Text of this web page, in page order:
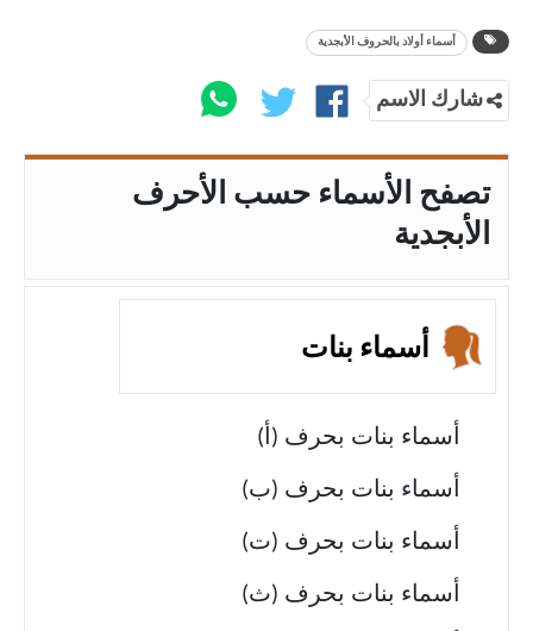
أسماء أولاد بالحروف الأبجدية
شارك الاسم
تصفح الأسماء حسب الأحرف
الأبجدية
أسماء بنات
أسماء بنات بحرف (أ)
أسماء بنات بحرف (ب)
أسماء بنات بحرف (ت)
أسماء بنات بحرف (ث)